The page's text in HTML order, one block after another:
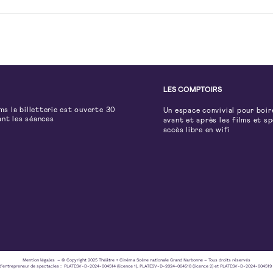
la billetterie est ouverte 30
les séances
LES COMPTOIRS
Un espace convivial pour
avant et après les films et
accès libre en wifi
Mention légales – © Copyright 2025 Théâtre + Cinéma Scène nationale Grand Narbonne – Tous droits réservés
de spectacles : PLATESV-D-2024-004514 (licence 1), PLATESV-D-2024-004518 (licence 2) et PLATESV-D-2024-004519